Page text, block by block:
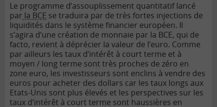
Le programme d’assouplissement quantitatif lancé
par la BCE se traduira par de très fortes injections de
liquidités dans le système financier européen. Il
s’agira d’une création de monnaie par la BCE, qui de
facto, revient à déprécier la valeur de l’euro. Comme
par ailleurs les taux d’intérêt à court terme et à
moyen / long terme sont très proches de zéro en
zone euro, les investisseurs sont enclins à vendre des
euros pour acheter des dollars car les taux longs aux
Etats-Unis sont plus élevés et les perspectives sur les
taux d’intérêt à court terme sont haussières en